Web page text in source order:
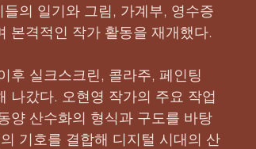
의 일기와 그림, 가계부, 영수증
본격적인 작가 활동을 재개했다.
후 실크스크린, 콜라주, 페인팅
나갔다. 오현영 작가의 주요 작업
양 산수화의 형식과 구도를 바탕
기호를 결합해 디지털 시대의 산